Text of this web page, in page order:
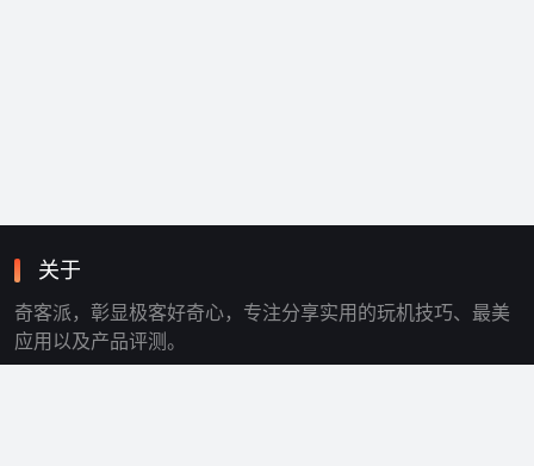
关于
奇客派，彰显极客好奇心，专注分享实用的玩机技巧、最美
应用以及产品评测。